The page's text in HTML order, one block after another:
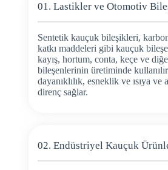
01. Lastikler ve Otomotiv
Sentetik kauçuk bileşikleri,
katkı maddeleri gibi kauçuk
kayış, hortum, conta, keçe ve
bileşenlerinin üretiminde
dayanıklılık, esneklik ve ısıya ve
direnç sağlar.
02. Endüstriyel Kauçuk